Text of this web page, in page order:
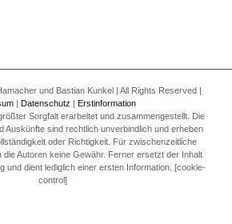
und Bastian Kunkel | All Rights Reserved |
| Datenschutz | Erstinformation
Sorgfalt erarbeitet und zusammengestellt. Die
Auskünfte sind rechtlich unverbindlich und erheben
oder Richtigkeit. Für zwischenzeitliche
die Autoren keine Gewähr. Ferner ersetzt der Inhalt
und dient lediglich einer ersten Information. [cookie-
control]